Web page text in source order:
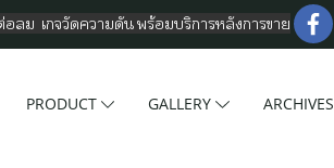
ลม เกจวัดความดัน พร้อมบริการหลังการขาย
PRODUCT GALLERY ARCHIVES